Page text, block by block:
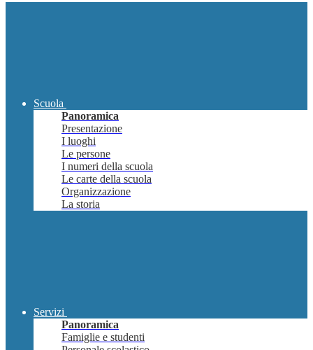
Scuola
Panoramica
Presentazione
I luoghi
Le persone
I numeri della scuola
Le carte della scuola
Organizzazione
La storia
Servizi
Panoramica
Famiglie e studenti